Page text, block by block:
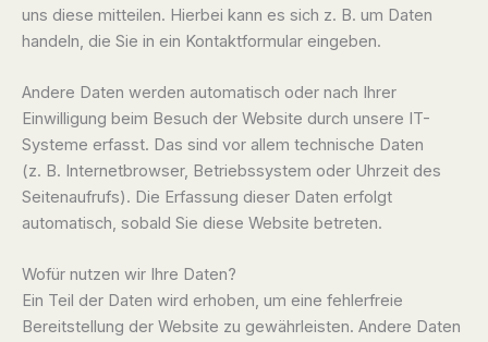
uns diese mitteilen. Hierbei kann es sich z. B. um Daten
handeln, die Sie in ein Kontaktformular eingeben.
Andere Daten werden automatisch oder nach Ihrer
Einwilligung beim Besuch der Website durch unsere IT-
Systeme erfasst. Das sind vor allem technische Daten
(z. B. Internetbrowser, Betriebssystem oder Uhrzeit des
Seitenaufrufs). Die Erfassung dieser Daten erfolgt
automatisch, sobald Sie diese Website betreten.
Wofür nutzen wir Ihre Daten?
Ein Teil der Daten wird erhoben, um eine fehlerfreie
Bereitstellung der Website zu gewährleisten. Andere Daten